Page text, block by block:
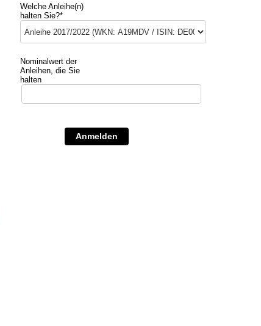
Welche Anleihe(n)
halten Sie?*
Nominalwert der
Anleihen, die Sie
halten
Anmelden